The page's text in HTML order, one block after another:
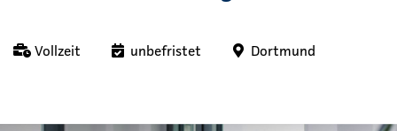
Vollzeit unbefristet Dortmund